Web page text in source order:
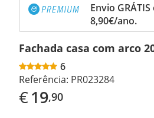
Envio
8,90€/ano.
Fachada casa com arco
6
Referência: PR023284
€19,90